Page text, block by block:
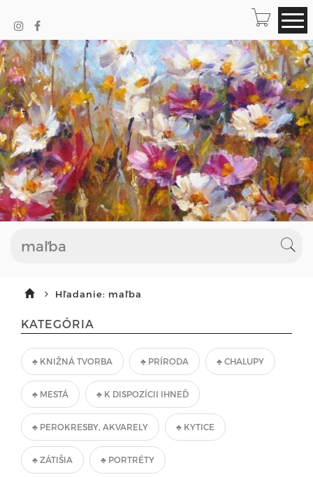
Hľadanie: maľba
KATEGÓRIA
♣ KNIŽNÁ TVORBA ♣ PRÍRODA ♣ CHALUPY
♣ MESTÁ ♣ K DISPOZÍCII IHNEĎ
♣ PEROKRESBY, AKVARELY ♣ KYTICE
♣ ZÁTIŠIA ♣ PORTRÉTY